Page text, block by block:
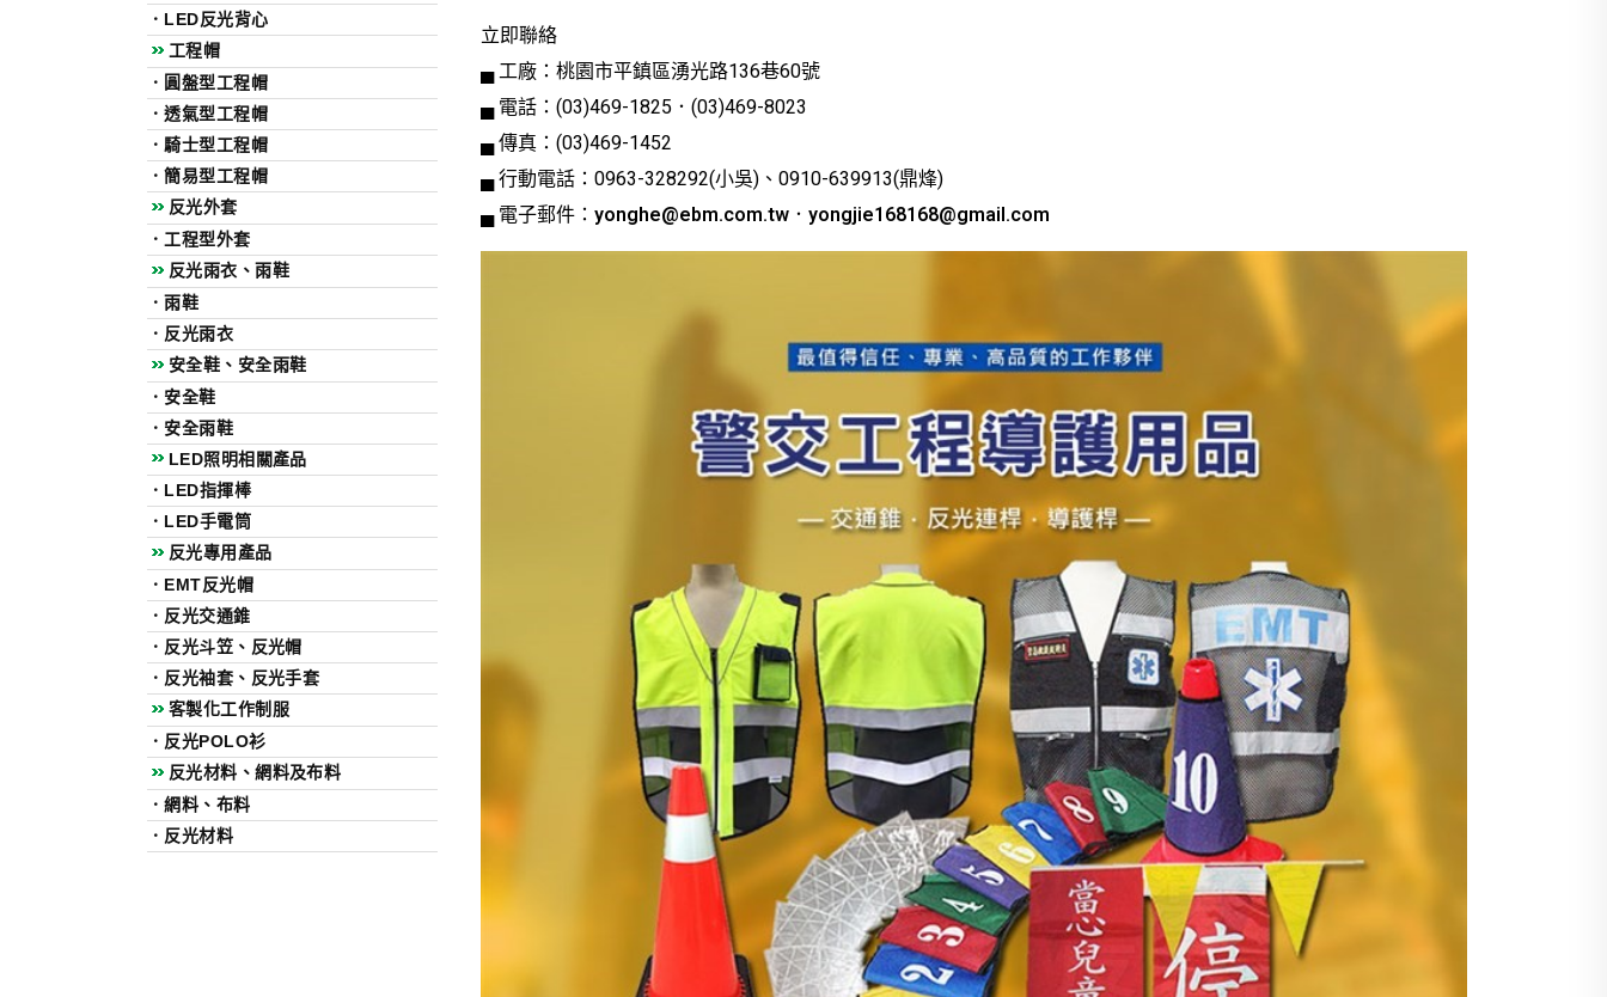
． LED反光背心
工程帽
． 圓盤型工程帽
．透氣型工程帽
．騎士型工程帽
．簡易型工程帽
反光外套
． 工程型外套
反光雨衣、雨鞋
．雨鞋
． 反光雨衣
安全鞋、安全雨鞋
． 安全鞋
． 安全雨鞋
LED照明相關產品
． LED指揮棒
． LED手電筒
反光專用產品
． EMT反光帽
． 反光交通錐
． 反光斗笠、反光帽
． 反光袖套、反光手套
客製化工作制服
． 反光POLO衫
反光材料、網料及布料
．網料、布料
． 反光材料
立即聯絡
▄ 工廠：桃園市平鎮區湧光路136巷60號
▄ 電話：(03)469-1825．(03)469-8023
▄ 傳真：(03)469-1452
▄ 行動電話：0963-328292(小吳)、0910-639913(鼎烽)
▄ 電子郵件： yonghe@ebm.com.tw ． yongjie168168@gmail.com